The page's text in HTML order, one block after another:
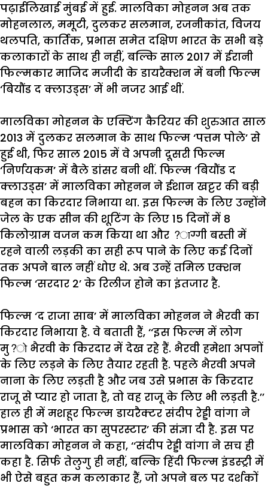
पढ़ाईलिखाई मुंबई में हुई. मालविका मोहनन अब तक
मोहनलाल, ममूटी, दुलकर सलमान, रजनीकांत, विजय
थलपति, कार्तिक, प्रभास समेत दक्षिण भारत के सभी बड़े
कलाकारों के साथ ही नहीं, बल्कि साल 2017 में ईरानी
फिल्मकार माजिद मजीदी के डायरैक्शन में बनी फिल्म
‘बियौंड द क्लाउड्स’ में भी नजर आई थीं.
मालविका मोहनन के एक्टिंग कैरियर की शुरुआत साल
2013 में दुलकर सलमान के साथ फिल्म ‘पत्तम पोले’ से
हुई थी, फिर साल 2015 में वे अपनी दूसरी फिल्म
‘निर्णयकम’ में बैले डांसर बनी थीं. फिल्म ‘बियौंड द
क्लाउड्स’ में मालविका मोहनन ने ईशान खट्टर की बड़ी
बहन का किरदार निभाया था. इस फिल्म के लिए उन्होंने
जेल के एक सीन की शूटिंग के लिए 15 दिनों में 8
किलोग्राम वजन कम किया था और ?ाग्गी बस्ती में
रहने वाली लड़की का सही रूप पाने के लिए कई दिनों
तक अपने बाल नहीं धोए थे. अब उन्हें तमिल एक्शन
फिल्म ‘सरदार 2’ के रिलीज होने का इंतजार है.
फिल्म ‘द राजा साब’ में मालविका मोहनन ने भैरवी का
किरदार निभाया है. वे बताती हैं, ‘‘इस फिल्म में लोग
मु? भैरवी के किरदार में देख रहे हैं. भैरवी हमेशा अपनों
के लिए लड़ने के लिए तैयार रहती है. पहले भैरवी अपने
नाना के लिए लड़ती है और जब उसे प्रभास के किरदार
राजू से प्यार हो जाता है, तो वह राजू के लिए भी लड़ती है.’’
हाल ही में मशहूर फिल्म डायरैक्टर संदीप रेड्डी वांगा ने
प्रभास को ‘भारत का सुपरस्टार’ की संज्ञा दी है. इस पर
मालविका मोहनन ने कहा, ‘‘संदीप रेड्डी वांगा ने सच ही
कहा है. सिर्फ तेलुगु ही नहीं, बल्कि हिंदी फिल्म इंडस्ट्री में
भी ऐसे बहुत कम कलाकार हैं, जो अपने बल पर दर्शकों